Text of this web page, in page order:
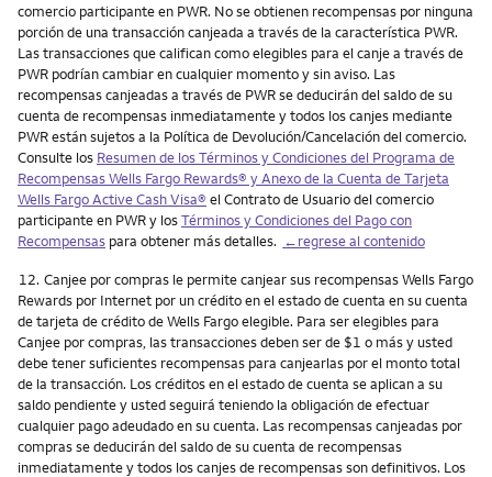
comercio participante en PWR. No se obtienen recompensas por ninguna
porción de una transacción canjeada a través de la característica PWR.
Las transacciones que califican como elegibles para el canje a través de
PWR podrían cambiar en cualquier momento y sin aviso. Las
recompensas canjeadas a través de PWR se deducirán del saldo de su
cuenta de recompensas inmediatamente y todos los canjes mediante
PWR están sujetos a la Política de Devolución/Cancelación del comercio.
Consulte los Resumen de los Términos y Condiciones del Programa de
Recompensas Wells Fargo Rewards® y Anexo de la Cuenta de Tarjeta
Wells Fargo Active Cash Visa® el Contrato de Usuario del comercio
participante en PWR y losTérminos y Condiciones del Pago con
Recompensas para obtener más detalles. ←regrese al contenido
Nota
12. Canjee por compras le permite canjear sus recompensas Wells Fargo
Rewards por Internet por un crédito en el estado de cuenta en su cuenta
de tarjeta de crédito de Wells Fargo elegible. Para ser elegibles para
Canjee por compras, las transacciones deben ser de $1 o más y usted
debe tener suficientes recompensas para canjearlas por el monto total
de la transacción. Los créditos en el estado de cuenta se aplican a su
saldo pendiente y usted seguirá teniendo la obligación de efectuar
cualquier pago adeudado en su cuenta. Las recompensas canjeadas por
compras se deducirán del saldo de su cuenta de recompensas
inmediatamente y todos los canjes de recompensas son definitivos. Los